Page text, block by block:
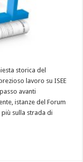
storica del
lavoro su ISEE
avanti
istanze del Forum
sulla strada di